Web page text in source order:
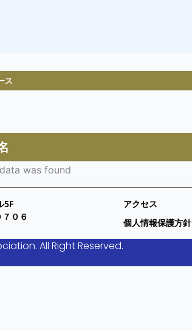
ス
was found
5F
０６
アクセス
個人情報保護方針
All Right Reserved.